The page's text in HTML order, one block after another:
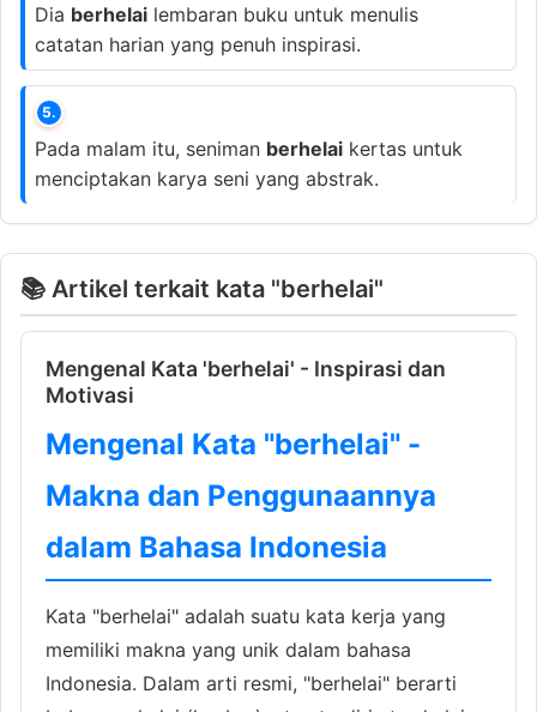
Dia berhelai lembaran buku untuk menulis
catatan harian yang penuh inspirasi.
5.
Pada malam itu, seniman berhelai kertas untuk
menciptakan karya seni yang abstrak.
📚 Artikel terkait kata "berhelai"
Mengenal Kata 'berhelai' - Inspirasi dan
Motivasi
Mengenal Kata "berhelai" -
Makna dan Penggunaannya
dalam Bahasa Indonesia
Kata "berhelai" adalah suatu kata kerja yang
memiliki makna yang unik dalam bahasa
Indonesia. Dalam arti resmi, "berhelai" berarti